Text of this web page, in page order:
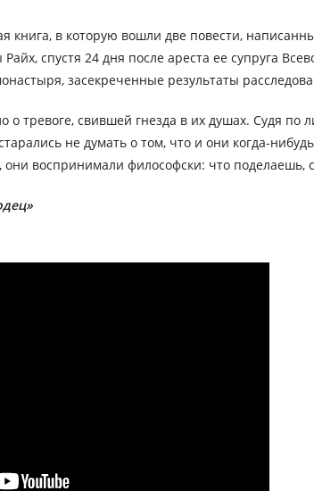
книга, в которую вошли две повести,
спустя 24 дня после ареста ее супруга
засекреченные результаты
о тревоге, свившей гнезда в их душах. Судя
не думать о том, что и они когда-
они воспринимали философски: что поделаешь,